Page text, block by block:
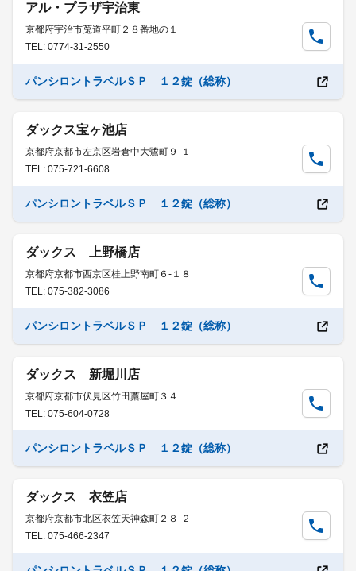
アル・プラザ宇治東
京都府宇治市莵道平町２８番地の１
TEL: 0774-31-2550
パンシロントラベルＳＰ １２錠（総称）
ダックス宝ヶ池店
京都府京都市左京区岩倉中大鷺町９-１
TEL: 075-721-6608
パンシロントラベルＳＰ １２錠（総称）
ダックス 上野橋店
京都府京都市西京区桂上野南町６-１８
TEL: 075-382-3086
パンシロントラベルＳＰ １２錠（総称）
ダックス 新堀川店
京都府京都市伏見区竹田藁屋町３４
TEL: 075-604-0728
パンシロントラベルＳＰ １２錠（総称）
ダックス 衣笠店
京都府京都市北区衣笠天神森町２８-２
TEL: 075-466-2347